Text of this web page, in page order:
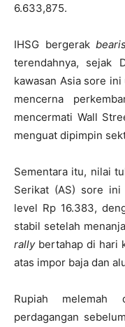
6.633,875.
IHSG bergerak
terendahnya, sejak
kawasan Asia sore ini
mencerna
mencermati Wall
menguat dipimpin
Sementara itu, nilai
Serikat (AS) sore
level Rp 16.383,
stabil setelah
rallybertahap di hari
atas impor baja dan
Rupiah melemah
perdagangan